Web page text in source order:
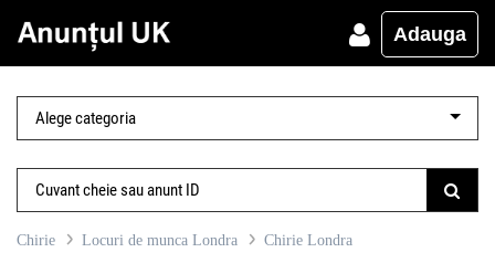
Adauga
Chirie Locuri de munca Londra Chirie Londra